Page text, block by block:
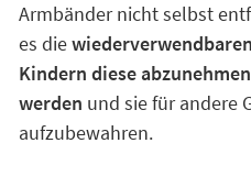
Armbänder nicht selbst
es die
Kindern diese
werden und sie für andere
aufzubewahren.